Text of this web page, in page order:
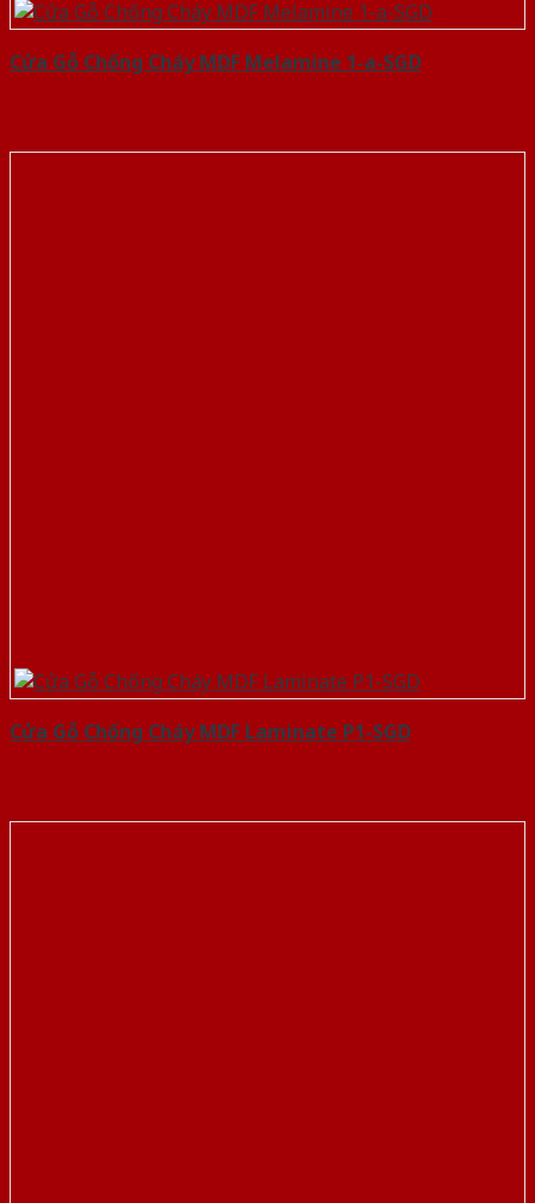
Cửa Gỗ Chống Cháy MDF Melamine 1-a-SGD
Cửa Gỗ Chống Cháy MDF Laminate P1-SGD